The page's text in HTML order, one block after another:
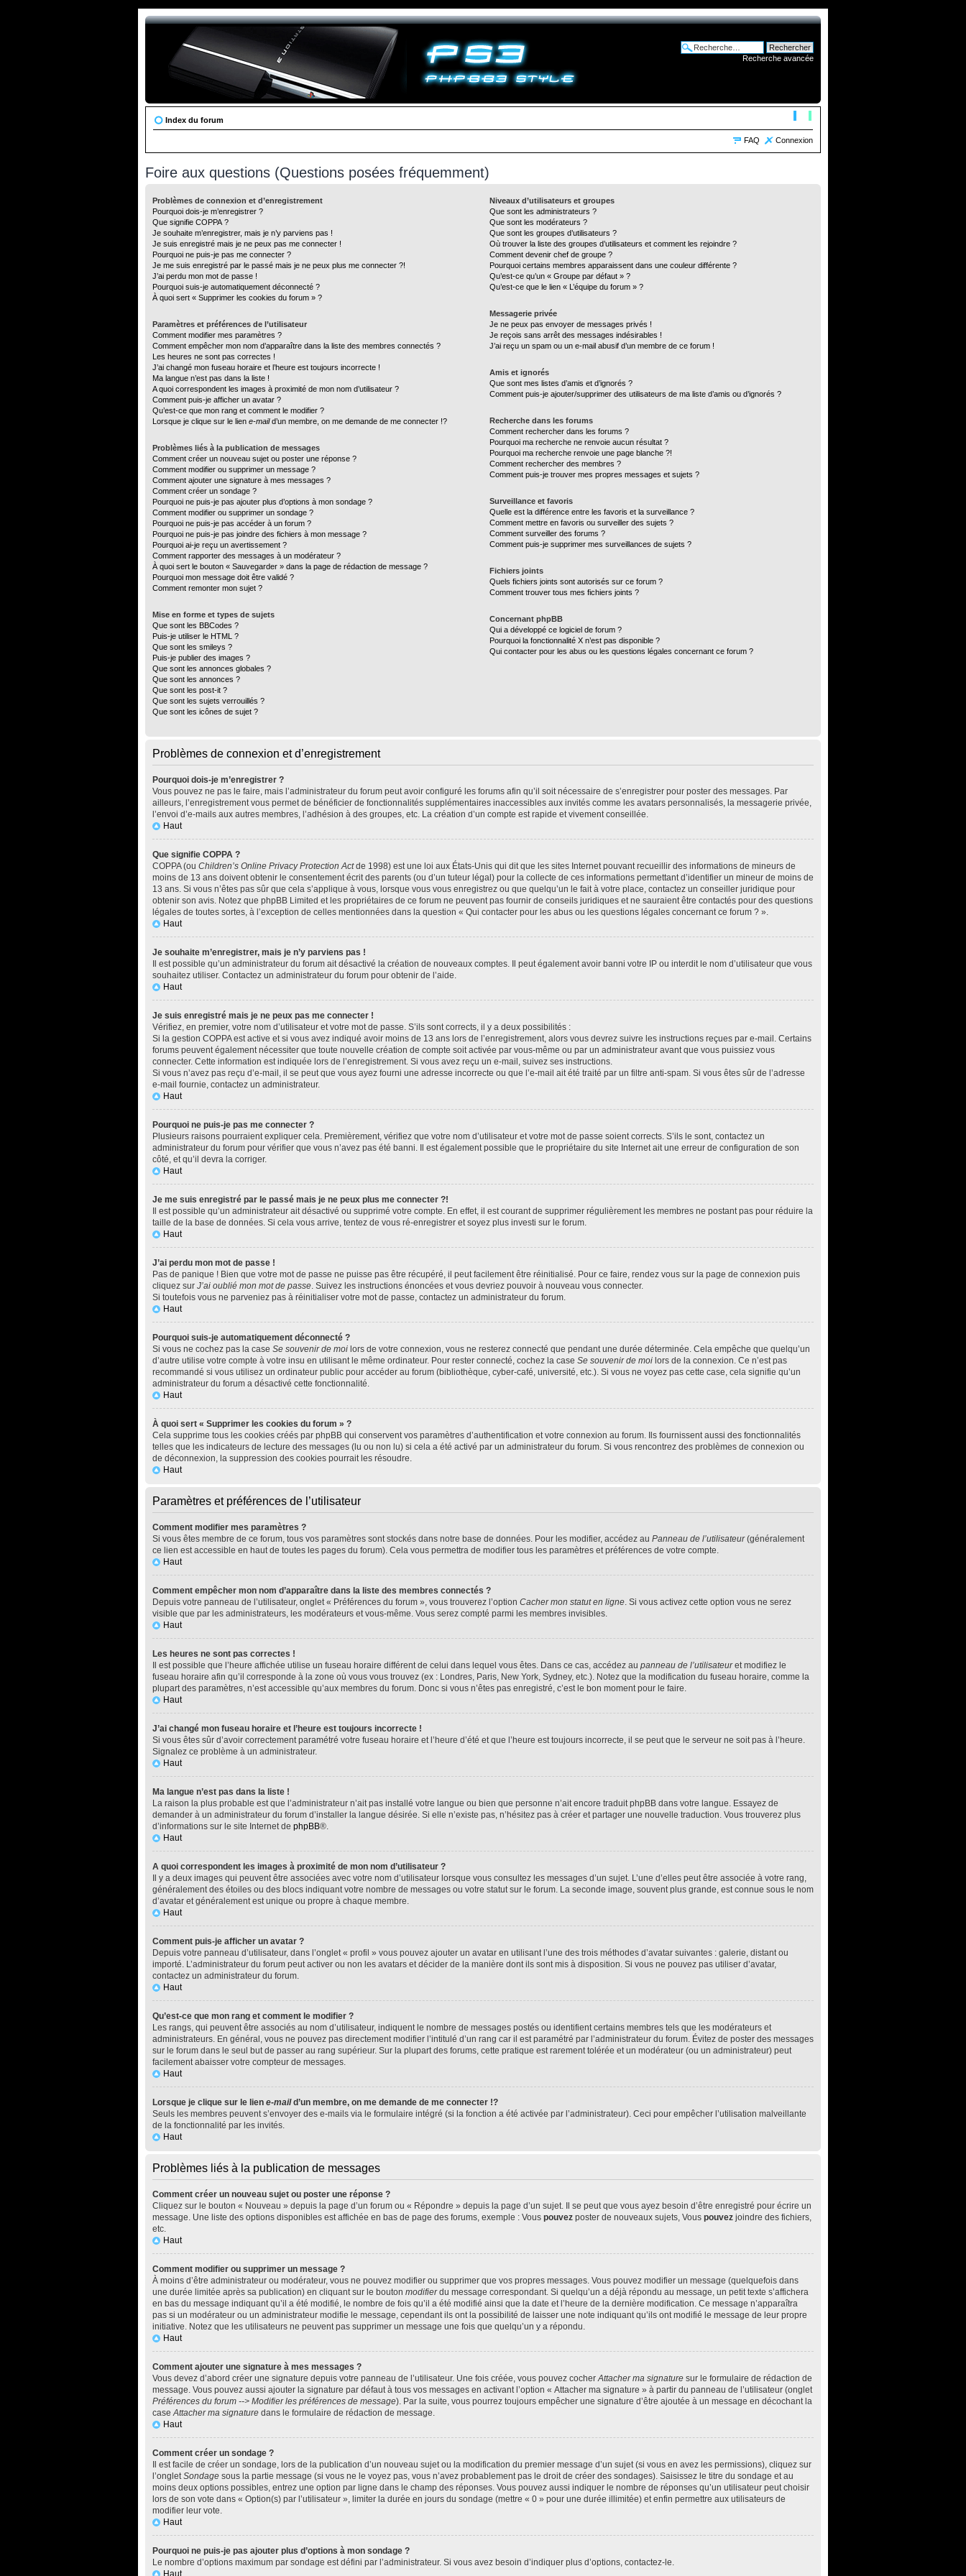
Recherche avancée
Index du forum
FAQ Connexion
Foire aux questions (Questions posées fréquemment)
Problèmes de connexion et d’enregistrement
Pourquoi dois-je m’enregistrer ?
Que signifie COPPA ?
Je souhaite m’enregistrer, mais je n’y parviens pas !
Je suis enregistré mais je ne peux pas me connecter !
Pourquoi ne puis-je pas me connecter ?
Je me suis enregistré par le passé mais je ne peux plus me connecter ?!
J’ai perdu mon mot de passe !
Pourquoi suis-je automatiquement déconnecté ?
À quoi sert « Supprimer les cookies du forum » ?
Paramètres et préférences de l’utilisateur
Comment modifier mes paramètres ?
Comment empêcher mon nom d’apparaître dans la liste des membres connectés ?
Les heures ne sont pas correctes !
J’ai changé mon fuseau horaire et l’heure est toujours incorrecte !
Ma langue n’est pas dans la liste !
A quoi correspondent les images à proximité de mon nom d’utilisateur ?
Comment puis-je afficher un avatar ?
Qu’est-ce que mon rang et comment le modifier ?
Lorsque je clique sur le lien e-maild’un membre, on me demande de me connecter !?
Problèmes liés à la publication de messages
Comment créer un nouveau sujet ou poster une réponse ?
Comment modifier ou supprimer un message ?
Comment ajouter une signature à mes messages ?
Comment créer un sondage ?
Pourquoi ne puis-je pas ajouter plus d’options à mon sondage ?
Comment modifier ou supprimer un sondage ?
Pourquoi ne puis-je pas accéder à un forum ?
Pourquoi ne puis-je pas joindre des fichiers à mon message ?
Pourquoi ai-je reçu un avertissement ?
Comment rapporter des messages à un modérateur ?
À quoi sert le bouton « Sauvegarder » dans la page de rédaction de message ?
Pourquoi mon message doit être validé ?
Comment remonter mon sujet ?
Mise en forme et types de sujets
Que sont les BBCodes ?
Puis-je utiliser le HTML ?
Que sont les smileys ?
Puis-je publier des images ?
Que sont les annonces globales ?
Que sont les annonces ?
Que sont les post-it ?
Que sont les sujets verrouillés ?
Que sont les icônes de sujet ?
Niveaux d’utilisateurs et groupes
Que sont les administrateurs ?
Que sont les modérateurs ?
Que sont les groupes d’utilisateurs ?
Où trouver la liste des groupes d’utilisateurs et comment les rejoindre ?
Comment devenir chef de groupe ?
Pourquoi certains membres apparaissent dans une couleur différente ?
Qu’est-ce qu’un « Groupe par défaut » ?
Qu’est-ce que le lien « L’équipe du forum » ?
Messagerie privée
Je ne peux pas envoyer de messages privés !
Je reçois sans arrêt des messages indésirables !
J’ai reçu un spam ou un e-mail abusif d’un membre de ce forum !
Amis et ignorés
Que sont mes listes d’amis et d’ignorés ?
Comment puis-je ajouter/supprimer des utilisateurs de ma liste d’amis ou d’ignorés ?
Recherche dans les forums
Comment rechercher dans les forums ?
Pourquoi ma recherche ne renvoie aucun résultat ?
Pourquoi ma recherche renvoie une page blanche ?!
Comment rechercher des membres ?
Comment puis-je trouver mes propres messages et sujets ?
Surveillance et favoris
Quelle est la différence entre les favoris et la surveillance ?
Comment mettre en favoris ou surveiller des sujets ?
Comment surveiller des forums ?
Comment puis-je supprimer mes surveillances de sujets ?
Fichiers joints
Quels fichiers joints sont autorisés sur ce forum ?
Comment trouver tous mes fichiers joints ?
Concernant phpBB
Qui a développé ce logiciel de forum ?
Pourquoi la fonctionnalité X n’est pas disponible ?
Qui contacter pour les abus ou les questions légales concernant ce forum ?
Problèmes de connexion et d’enregistrement
Pourquoi dois-je m’enregistrer ?
Vous pouvez ne pas le faire, mais l’administrateur du forum peut avoir configuré les forums afin qu’il soit nécessaire de s’enregistrer pour poster des messages. Par
ailleurs, l’enregistrement vous permet de bénéficier de fonctionnalités supplémentaires inaccessibles aux invités comme les avatars personnalisés, la messagerie privée,
l’envoi d’e-mails aux autres membres, l’adhésion à des groupes, etc. La création d’un compte est rapide et vivement conseillée.
Haut
Que signifie COPPA ?
COPPA (ou Children’s Online Privacy Protection Actde 1998) est une loi aux États-Unis qui dit que les sites Internet pouvant recueillir des informations de mineurs de
moins de 13 ans doivent obtenir le consentement écrit des parents (ou d’un tuteur légal) pour la collecte de ces informations permettant d’identifier un mineur de moins de
13 ans. Si vous n’êtes pas sûr que cela s’applique à vous, lorsque vous vous enregistrez ou que quelqu’un le fait à votre place, contactez un conseiller juridique pour
obtenir son avis. Notez que phpBB Limited et les propriétaires de ce forum ne peuvent pas fournir de conseils juridiques et ne sauraient être contactés pour des questions
légales de toutes sortes, à l’exception de celles mentionnées dans la question « Qui contacter pour les abus ou les questions légales concernant ce forum ? ».
Haut
Je souhaite m’enregistrer, mais je n’y parviens pas !
Il est possible qu’un administrateur du forum ait désactivé la création de nouveaux comptes. Il peut également avoir banni votre IP ou interdit le nom d’utilisateur que vous
souhaitez utiliser. Contactez un administrateur du forum pour obtenir de l’aide.
Haut
Je suis enregistré mais je ne peux pas me connecter !
Vérifiez, en premier, votre nom d’utilisateur et votre mot de passe. S’ils sont corrects, il y a deux possibilités :
Si la gestion COPPA est active et si vous avez indiqué avoir moins de 13 ans lors de l’enregistrement, alors vous devrez suivre les instructions reçues par e-mail. Certains
forums peuvent également nécessiter que toute nouvelle création de compte soit activée par vous-même ou par un administrateur avant que vous puissiez vous
connecter. Cette information est indiquée lors de l’enregistrement. Si vous avez reçu un e-mail, suivez ses instructions.
Si vous n’avez pas reçu d’e-mail, il se peut que vous ayez fourni une adresse incorrecte ou que l’e-mail ait été traité par un filtre anti-spam. Si vous êtes sûr de l’adresse
e-mail fournie, contactez un administrateur.
Haut
Pourquoi ne puis-je pas me connecter ?
Plusieurs raisons pourraient expliquer cela. Premièrement, vérifiez que votre nom d’utilisateur et votre mot de passe soient corrects. S’ils le sont, contactez un
administrateur du forum pour vérifier que vous n’avez pas été banni. Il est également possible que le propriétaire du site Internet ait une erreur de configuration de son
côté, et qu’il devra la corriger.
Haut
Je me suis enregistré par le passé mais je ne peux plus me connecter ?!
Il est possible qu’un administrateur ait désactivé ou supprimé votre compte. En effet, il est courant de supprimer régulièrement les membres ne postant pas pour réduire la
taille de la base de données. Si cela vous arrive, tentez de vous ré-enregistrer et soyez plus investi sur le forum.
Haut
J’ai perdu mon mot de passe !
Pas de panique ! Bien que votre mot de passe ne puisse pas être récupéré, il peut facilement être réinitialisé. Pour ce faire, rendez vous sur la page de connexion puis
cliquez sur J’ai oublié mon mot de passe. Suivez les instructions énoncées et vous devriez pouvoir à nouveau vous connecter.
Si toutefois vous ne parveniez pas à réinitialiser votre mot de passe, contactez un administrateur du forum.
Haut
Pourquoi suis-je automatiquement déconnecté ?
Si vous ne cochez pas la case Se souvenir de moi lors de votre connexion, vous ne resterez connecté que pendant une durée déterminée. Cela empêche que quelqu’un
d’autre utilise votre compte à votre insu en utilisant le même ordinateur. Pour rester connecté, cochez la case Se souvenir de moi lors de la connexion. Ce n’est pas
recommandé si vous utilisez un ordinateur public pour accéder au forum (bibliothèque, cyber-café, université, etc.). Si vous ne voyez pas cette case, cela signifie qu’un
administrateur du forum a désactivé cette fonctionnalité.
Haut
À quoi sert « Supprimer les cookies du forum » ?
Cela supprime tous les cookies créés par phpBB qui conservent vos paramètres d’authentification et votre connexion au forum. Ils fournissent aussi des fonctionnalités
telles que les indicateurs de lecture des messages (lu ou non lu) si cela a été activé par un administrateur du forum. Si vous rencontrez des problèmes de connexion ou
de déconnexion, la suppression des cookies pourrait les résoudre.
Haut
Paramètres et préférences de l’utilisateur
Comment modifier mes paramètres ?
Si vous êtes membre de ce forum, tous vos paramètres sont stockés dans notre base de données. Pour les modifier, accédez au Panneau de l’utilisateur(généralement
ce lien est accessible en haut de toutes les pages du forum). Cela vous permettra de modifier tous les paramètres et préférences de votre compte.
Haut
Comment empêcher mon nom d’apparaître dans la liste des membres connectés ?
Depuis votre panneau de l’utilisateur, onglet « Préférences du forum », vous trouverez l’option Cacher mon statut en ligne. Si vous activez cette option vous ne serez
visible que par les administrateurs, les modérateurs et vous-même. Vous serez compté parmi les membres invisibles.
Haut
Les heures ne sont pas correctes !
Il est possible que l’heure affichée utilise un fuseau horaire différent de celui dans lequel vous êtes. Dans ce cas, accédez au panneau de l’utilisateuret modifiez le
fuseau horaire afin qu’il corresponde à la zone où vous vous trouvez (ex : Londres, Paris, New York, Sydney, etc.). Notez que la modification du fuseau horaire, comme la
plupart des paramètres, n’est accessible qu’aux membres du forum. Donc si vous n’êtes pas enregistré, c’est le bon moment pour le faire.
Haut
J’ai changé mon fuseau horaire et l’heure est toujours incorrecte !
Si vous êtes sûr d’avoir correctement paramétré votre fuseau horaire et l’heure d’été et que l’heure est toujours incorrecte, il se peut que le serveur ne soit pas à l’heure.
Signalez ce problème à un administrateur.
Haut
Ma langue n’est pas dans la liste !
La raison la plus probable est que l’administrateur n’ait pas installé votre langue ou bien que personne n’ait encore traduit phpBB dans votre langue. Essayez de
demander à un administrateur du forum d’installer la langue désirée. Si elle n’existe pas, n’hésitez pas à créer et partager une nouvelle traduction. Vous trouverez plus
d’informations sur le site Internet de phpBB®.
Haut
A quoi correspondent les images à proximité de mon nom d’utilisateur ?
Il y a deux images qui peuvent être associées avec votre nom d’utilisateur lorsque vous consultez les messages d’un sujet. L’une d’elles peut être associée à votre rang,
généralement des étoiles ou des blocs indiquant votre nombre de messages ou votre statut sur le forum. La seconde image, souvent plus grande, est connue sous le nom
d’avatar et généralement est unique ou propre à chaque membre.
Haut
Comment puis-je afficher un avatar ?
Depuis votre panneau d’utilisateur, dans l’onglet « profil » vous pouvez ajouter un avatar en utilisant l’une des trois méthodes d’avatar suivantes : galerie, distant ou
importé. L’administrateur du forum peut activer ou non les avatars et décider de la manière dont ils sont mis à disposition. Si vous ne pouvez pas utiliser d’avatar,
contactez un administrateur du forum.
Haut
Qu’est-ce que mon rang et comment le modifier ?
Les rangs, qui peuvent être associés au nom d’utilisateur, indiquent le nombre de messages postés ou identifient certains membres tels que les modérateurs et
administrateurs. En général, vous ne pouvez pas directement modifier l’intitulé d’un rang car il est paramétré par l’administrateur du forum. Évitez de poster des messages
sur le forum dans le seul but de passer au rang supérieur. Sur la plupart des forums, cette pratique est rarement tolérée et un modérateur (ou un administrateur) peut
facilement abaisser votre compteur de messages.
Haut
Lorsque je clique sur le lien e-maild’un membre, on me demande de me connecter !?
Seuls les membres peuvent s’envoyer des e-mails via le formulaire intégré (si la fonction a été activée par l’administrateur). Ceci pour empêcher l’utilisation malveillante
de la fonctionnalité par les invités.
Haut
Problèmes liés à la publication de messages
Comment créer un nouveau sujet ou poster une réponse ?
Cliquez sur le bouton « Nouveau » depuis la page d’un forum ou « Répondre » depuis la page d’un sujet. Il se peut que vous ayez besoin d’être enregistré pour écrire un
message. Une liste des options disponibles est affichée en bas de page des forums, exemple : Vous pouvez poster de nouveaux sujets, Vous pouvez joindre des fichiers,
etc.
Haut
Comment modifier ou supprimer un message ?
À moins d’être administrateur ou modérateur, vous ne pouvez modifier ou supprimer que vos propres messages. Vous pouvez modifier un message (quelquefois dans
une durée limitée après sa publication) en cliquant sur le bouton modifierdu message correspondant. Si quelqu’un a déjà répondu au message, un petit texte s’affichera
en bas du message indiquant qu’il a été modifié, le nombre de fois qu’il a été modifié ainsi que la date et l’heure de la dernière modification. Ce message n’apparaîtra
pas si un modérateur ou un administrateur modifie le message, cependant ils ont la possibilité de laisser une note indiquant qu’ils ont modifié le message de leur propre
initiative. Notez que les utilisateurs ne peuvent pas supprimer un message une fois que quelqu’un y a répondu.
Haut
Comment ajouter une signature à mes messages ?
Vous devez d’abord créer une signature depuis votre panneau de l’utilisateur. Une fois créée, vous pouvez cocherAttacher ma signature sur le formulaire de rédaction de
message. Vous pouvez aussi ajouter la signature par défaut à tous vos messages en activant l’option « Attacher ma signature » à partir du panneau de l’utilisateur (onglet
Préférences du forum --> Modifier les préférences de message). Par la suite, vous pourrez toujours empêcher une signature d’être ajoutée à un message en décochant la
caseAttacher ma signature dans le formulaire de rédaction de message.
Haut
Comment créer un sondage ?
Il est facile de créer un sondage, lors de la publication d’un nouveau sujet ou la modification du premier message d’un sujet (si vous en avez les permissions), cliquez sur
l’ongletSondage sous la partie message (si vous ne le voyez pas, vous n’avez probablement pas le droit de créer des sondages). Saisissez le titre du sondage et au
moins deux options possibles, entrez une option par ligne dans le champ des réponses. Vous pouvez aussi indiquer le nombre de réponses qu’un utilisateur peut choisir
lors de son vote dans « Option(s) par l’utilisateur », limiter la durée en jours du sondage (mettre « 0 » pour une durée illimitée) et enfin permettre aux utilisateurs de
modifier leur vote.
Haut
Pourquoi ne puis-je pas ajouter plus d’options à mon sondage ?
Le nombre d’options maximum par sondage est défini par l’administrateur. Si vous avez besoin d’indiquer plus d’options, contactez-le.
Haut